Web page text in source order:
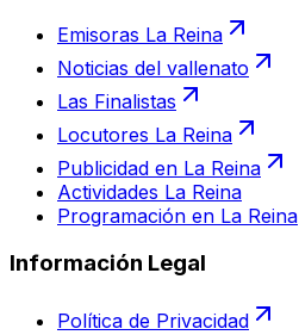
Emisoras La Reina
Noticias del vallenato
Las Finalistas
Locutores La Reina
Publicidad en La Reina
Actividades La Reina
Programación en La Reina
Información Legal
Política de Privacidad